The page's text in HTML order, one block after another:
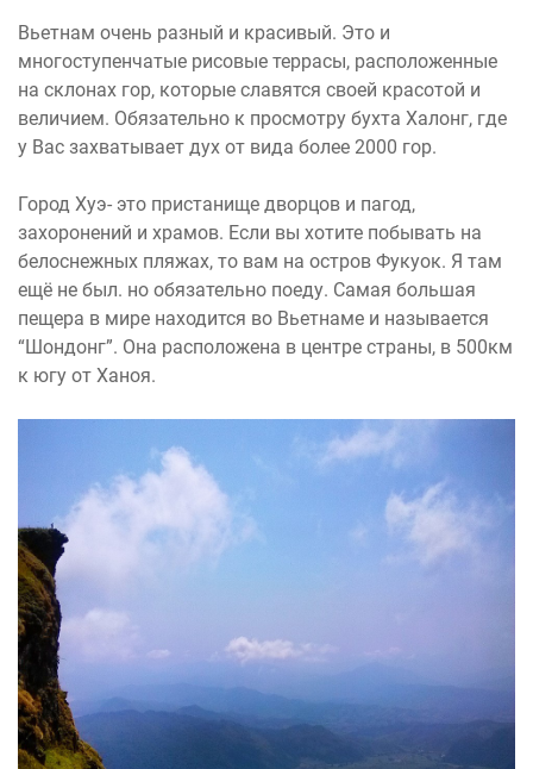
Вьетнам очень разный и красивый. Это и
многоступенчатые рисовые террасы, расположенные
на склонах гор, которые славятся своей красотой и
величием. Обязательно к просмотру бухта Халонг, где
у Вас захватывает дух от вида более 2000 гор.
Город Хуэ- это пристанище дворцов и пагод,
захоронений и храмов. Если вы хотите побывать на
белоснежных пляжах, то вам на остров Фукуок. Я там
ещё не был. но обязательно поеду. Самая большая
пещера в мире находится во Вьетнаме и называется
“Шондонг”. Она расположена в центре страны, в 500км
к югу от Ханоя.